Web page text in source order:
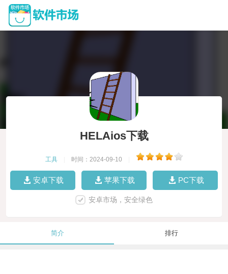
HELAios下载
工具 时间：2024-09-10
安卓下载 苹果下载 PC下载
安卓市场，安全绿色
简介 排行